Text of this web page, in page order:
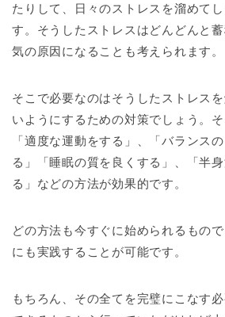
たりして、日々のストレスを溜めて
す。そうしたストレスはどんどんと
気の原因になることも考えられます。
そこで必要なのはそうしたストレス
いようにするための対策でしょう。
「適度な運動をする」、「バランス
る」「睡眠の質を良くする」、「半
る」などの方法が効果的です。
どの方法も今すぐに始められるもの
にも実践することが可能です。
もちろん、その全てを完璧にこなす